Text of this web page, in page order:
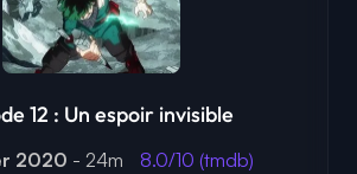
12 : Un espoir invisible
2020 - 24m 8.0/10 (tmdb)